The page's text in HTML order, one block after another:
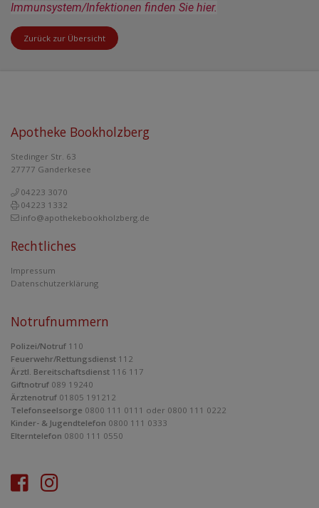
Zurück zur Übersicht
Immunsystem/Infektionen finden Sie hier.
Apotheke Bookholzberg
Stedinger Str. 63
27777 Ganderkesee
04223 3070
04223 1332
info@apothekebookholzberg.de
Rechtliches
Impressum
Datenschutzerklärung
Notrufnummern
Polizei/Notruf 110
Feuerwehr/Rettungsdienst 112
Ärztl. Bereitschaftsdienst 116 117
Giftnotruf 089 19240
Ärztenotruf 01805 191212
Telefonseelsorge 0800 111 0111 oder 0800 111 0222
Kinder- & Jugendtelefon 0800 111 0333
Elterntelefon 0800 111 0550